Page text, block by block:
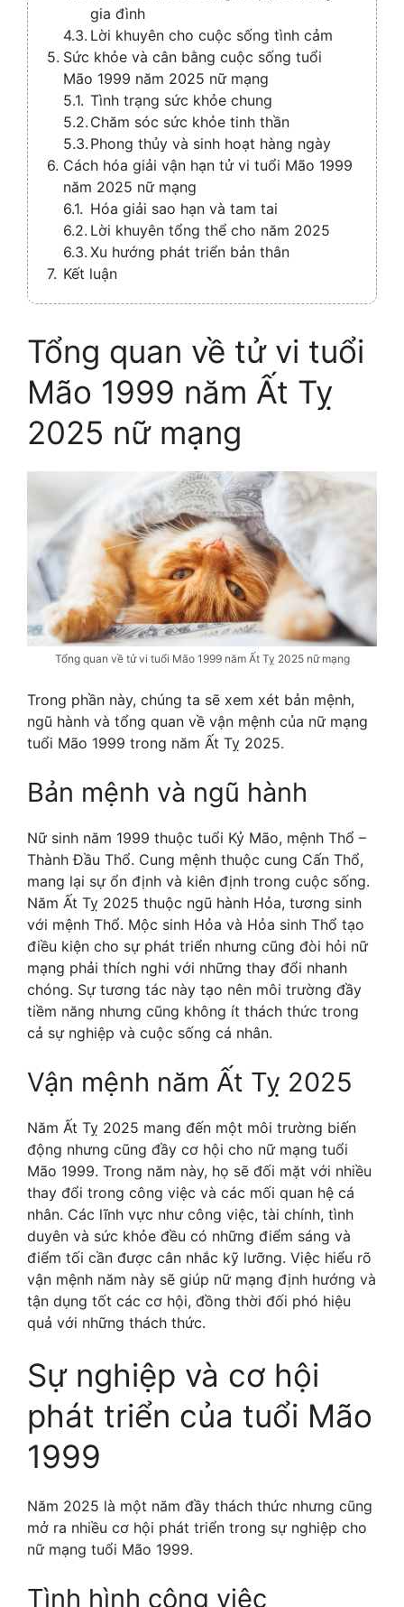
gia đình
Lời khuyên cho cuộc sống tình cảm
Sức khỏe và cân bằng cuộc sống tuổi
Mão 1999 năm 2025 nữ mạng
Tình trạng sức khỏe chung
Chăm sóc sức khỏe tinh thần
Phong thủy và sinh hoạt hàng ngày
Cách hóa giải vận hạn tử vi tuổi Mão 1999
năm 2025 nữ mạng
Hóa giải sao hạn và tam tai
Lời khuyên tổng thể cho năm 2025
Xu hướng phát triển bản thân
Kết luận
Tổng quan về tử vi tuổi
Mão 1999 năm Ất Tỵ
2025 nữ mạng
Tổng quan về tử vi tuổi Mão 1999 năm Ất Tỵ 2025 nữ mạng
Trong phần này, chúng ta sẽ xem xét bản mệnh,
ngũ hành và tổng quan về vận mệnh của nữ mạng
tuổi Mão 1999 trong năm Ất Tỵ 2025.
Bản mệnh và ngũ hành
Nữ sinh năm 1999 thuộc tuổi Kỷ Mão, mệnh Thổ –
Thành Đầu Thổ. Cung mệnh thuộc cung Cấn Thổ,
mang lại sự ổn định và kiên định trong cuộc sống.
Năm Ất Tỵ 2025 thuộc ngũ hành Hỏa, tương sinh
với mệnh Thổ. Mộc sinh Hỏa và Hỏa sinh Thổ tạo
điều kiện cho sự phát triển nhưng cũng đòi hỏi nữ
mạng phải thích nghi với những thay đổi nhanh
chóng. Sự tương tác này tạo nên môi trường đầy
tiềm năng nhưng cũng không ít thách thức trong
cả sự nghiệp và cuộc sống cá nhân.
Vận mệnh năm Ất Tỵ 2025
Năm Ất Tỵ 2025 mang đến một môi trường biến
động nhưng cũng đầy cơ hội cho nữ mạng tuổi
Mão 1999. Trong năm này, họ sẽ đối mặt với nhiều
thay đổi trong công việc và các mối quan hệ cá
nhân. Các lĩnh vực như công việc, tài chính, tình
duyên và sức khỏe đều có những điểm sáng và
điểm tối cần được cân nhắc kỹ lưỡng. Việc hiểu rõ
vận mệnh năm này sẽ giúp nữ mạng định hướng và
tận dụng tốt các cơ hội, đồng thời đối phó hiệu
quả với những thách thức.
Sự nghiệp và cơ hội
phát triển của tuổi Mão
1999
Năm 2025 là một năm đầy thách thức nhưng cũng
mở ra nhiều cơ hội phát triển trong sự nghiệp cho
nữ mạng tuổi Mão 1999.
Tình hình công việc